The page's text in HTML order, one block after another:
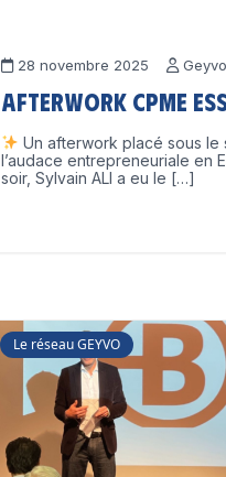
28 novembre 2025 Geyvo
Afterwork CPME
Un afterwork placé sous le
l’audace entrepreneuriale en
soir, Sylvain ALI a eu le […]
Le réseau GEYVO